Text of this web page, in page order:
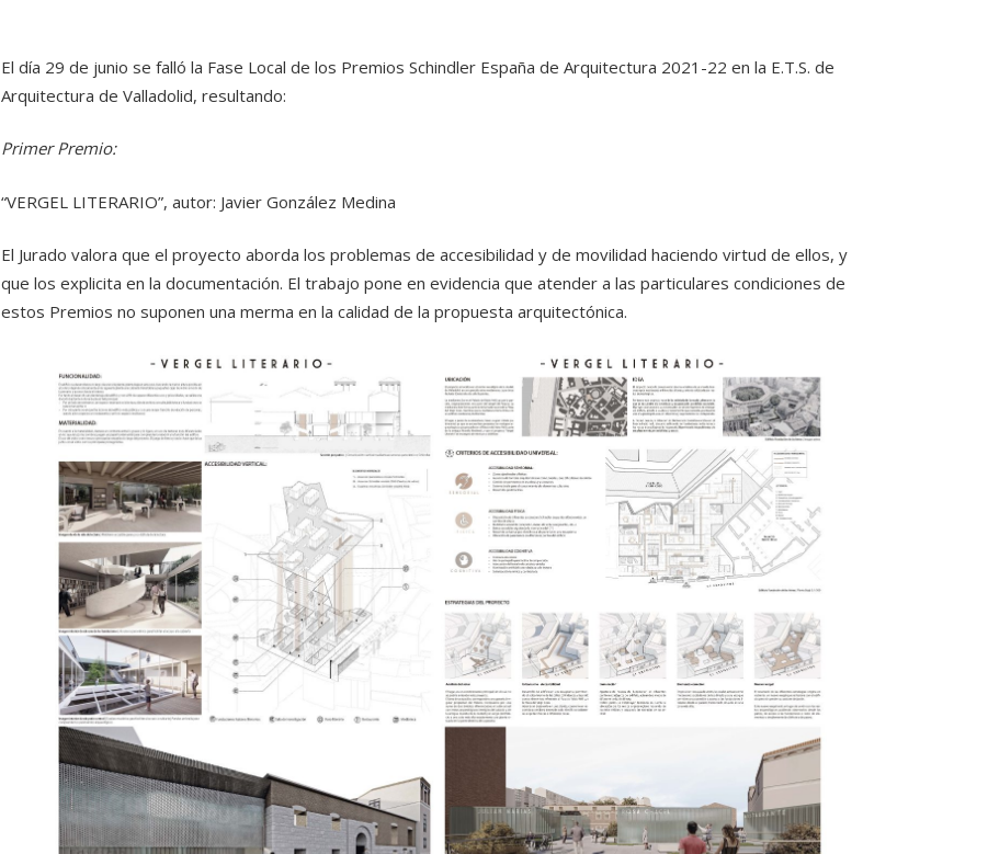
El día 29 de junio se falló la Fase Local de los Premios Schindler España de Arquitectura 2021-22 en la E.T.S. de
Arquitectura de Valladolid, resultando:
Primer Premio:
“VERGEL LITERARIO”, autor: Javier González Medina
El Jurado valora que el proyecto aborda los problemas de accesibilidad y de movilidad haciendo virtud de ellos, y
que los explicita en la documentación. El trabajo pone en evidencia que atender a las particulares condiciones de
estos Premios no suponen una merma en la calidad de la propuesta arquitectónica.